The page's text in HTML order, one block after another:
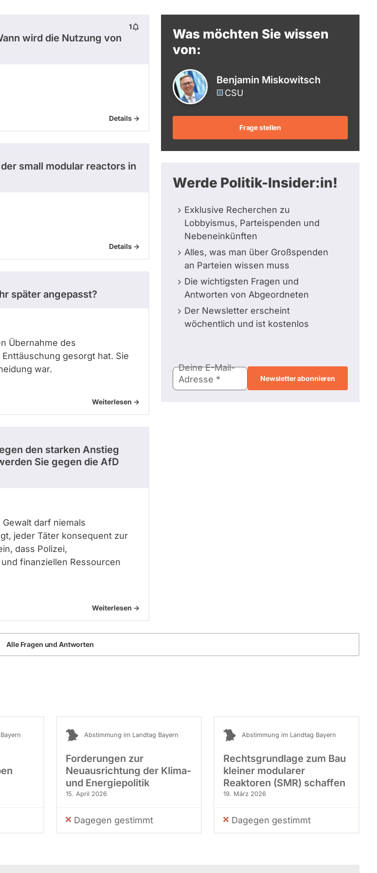
1
wird die Nutzung von
Details ->
small modular reactors in
Details ->
später angepasst?
Übernahme des
gesorgt hat. Sie
war.
Weiterlesen ->
den starken Anstieg
Sie gegen die AfD
darf niemals
jeder Täter konsequent zur
dass Polizei,
finanziellen Ressourcen
Weiterlesen ->
Was möchten Sie wissen
von:
Benjamin Miskowitsch
CSU
Frage stellen
Werde Politik-Insider:in!
Exklusive Recherchen zu
Lobbyismus, Parteispenden und
Nebeneinkünften
Alles, was man über Großspenden
an Parteien wissen muss
Die wichtigsten Fragen und
Antworten von Abgeordneten
Der Newsletter erscheint
wöchentlich und ist kostenlos
Mail-
Adresse
Deine E-Mail-
Adresse
Alle Fragen und Antworten
Abstimmung im Landtag Bayern
Forderungen zur
Neuausrichtung der Klima-
und Energiepolitik
15. April 2026
Dagegen gestimmt
Abstimmung im Landtag Bayern
Rechtsgrundlage zum Bau
kleiner modularer
Reaktoren (SMR) schaffen
19. März 2026
Dagegen gestimmt